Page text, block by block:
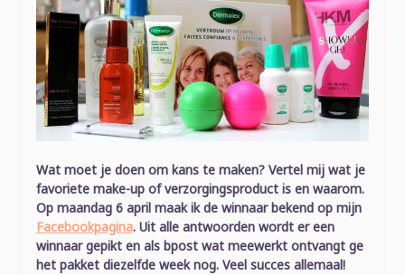
Wat moet je doen om kans te maken? Vertel mij wat je
favoriete make-up of verzorgingsproduct is en waarom.
Op maandag 6 april maak ik de winnaar bekend op mijn
Facebookpagina. Uit alle antwoorden wordt er een
winnaar gepikt en als bpost wat meewerkt ontvangt ge
het pakket diezelfde week nog. Veel succes allemaal!